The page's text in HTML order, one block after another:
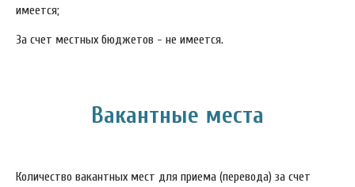
имеется;
За счет местных бюджетов - не имеется.
Вакантные места
Количество вакантных мест для приема (перевода) за счет